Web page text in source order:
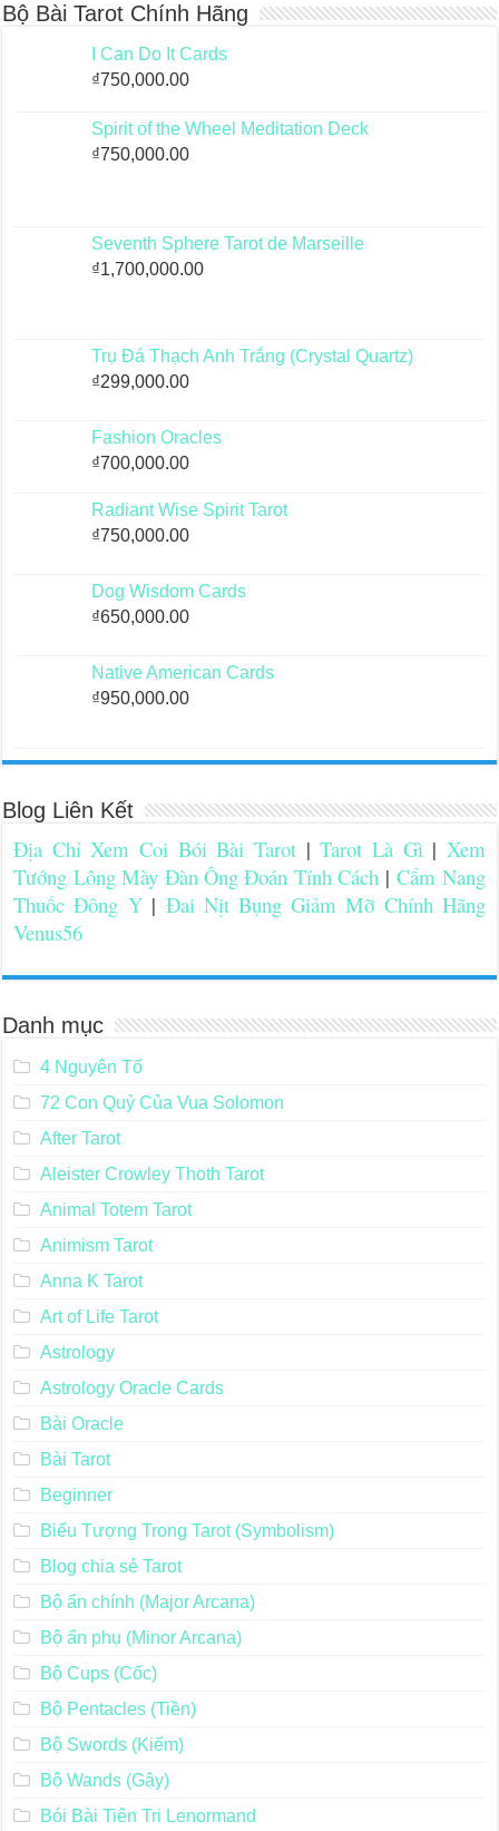
Bộ Bài Tarot Chính Hãng
I Can Do It Cards
₫750,000.00
Spirit of the Wheel Meditation Deck
₫750,000.00
Seventh Sphere Tarot de Marseille
₫1,700,000.00
Trụ Đá Thạch Anh Trắng (Crystal Quartz)
₫299,000.00
Fashion Oracles
₫700,000.00
Radiant Wise Spirit Tarot
₫750,000.00
Dog Wisdom Cards
₫650,000.00
Native American Cards
₫950,000.00
Blog Liên Kết
Địa Chỉ Xem Coi Bói Bài Tarot |Tarot Là Gì| Xem
Tướng Lông Mày Đàn Ông Đoán Tính Cách |Cẩm Nang
Thuốc Đông Y| Đai Nịt Bụng Giảm Mỡ Chính Hãng
Venus56
Danh mục
4 Nguyên Tố
72 Con Quỷ Của Vua Solomon
After Tarot
Aleister Crowley Thoth Tarot
Animal Totem Tarot
Animism Tarot
Anna K Tarot
Art of Life Tarot
Astrology
Astrology Oracle Cards
Bài Oracle
Bài Tarot
Beginner
Biểu Tượng Trong Tarot (Symbolism)
Blog chia sẻ Tarot
Bộ ẩn chính (Major Arcana)
Bộ ẩn phụ (Minor Arcana)
Bộ Cups (Cốc)
Bộ Pentacles (Tiền)
Bộ Swords (Kiếm)
Bộ Wands (Gậy)
Bói Bài Tiên Tri Lenormand